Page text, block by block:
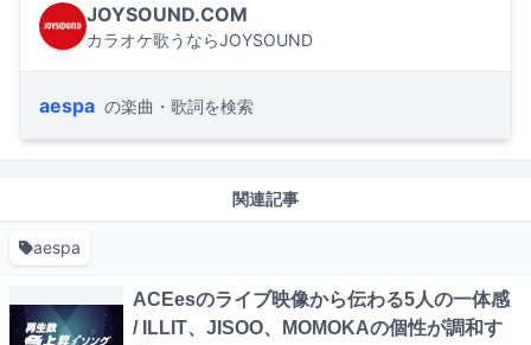
JOYSOUND.COM
カラオケ歌うならJOYSOUND
aespa の楽曲・歌詞を検索
関連記事
aespa
ACEesのライブ映像から伝わる5人の一体感
/ ILLIT、JISOO、MOMOKAの個性が調和す